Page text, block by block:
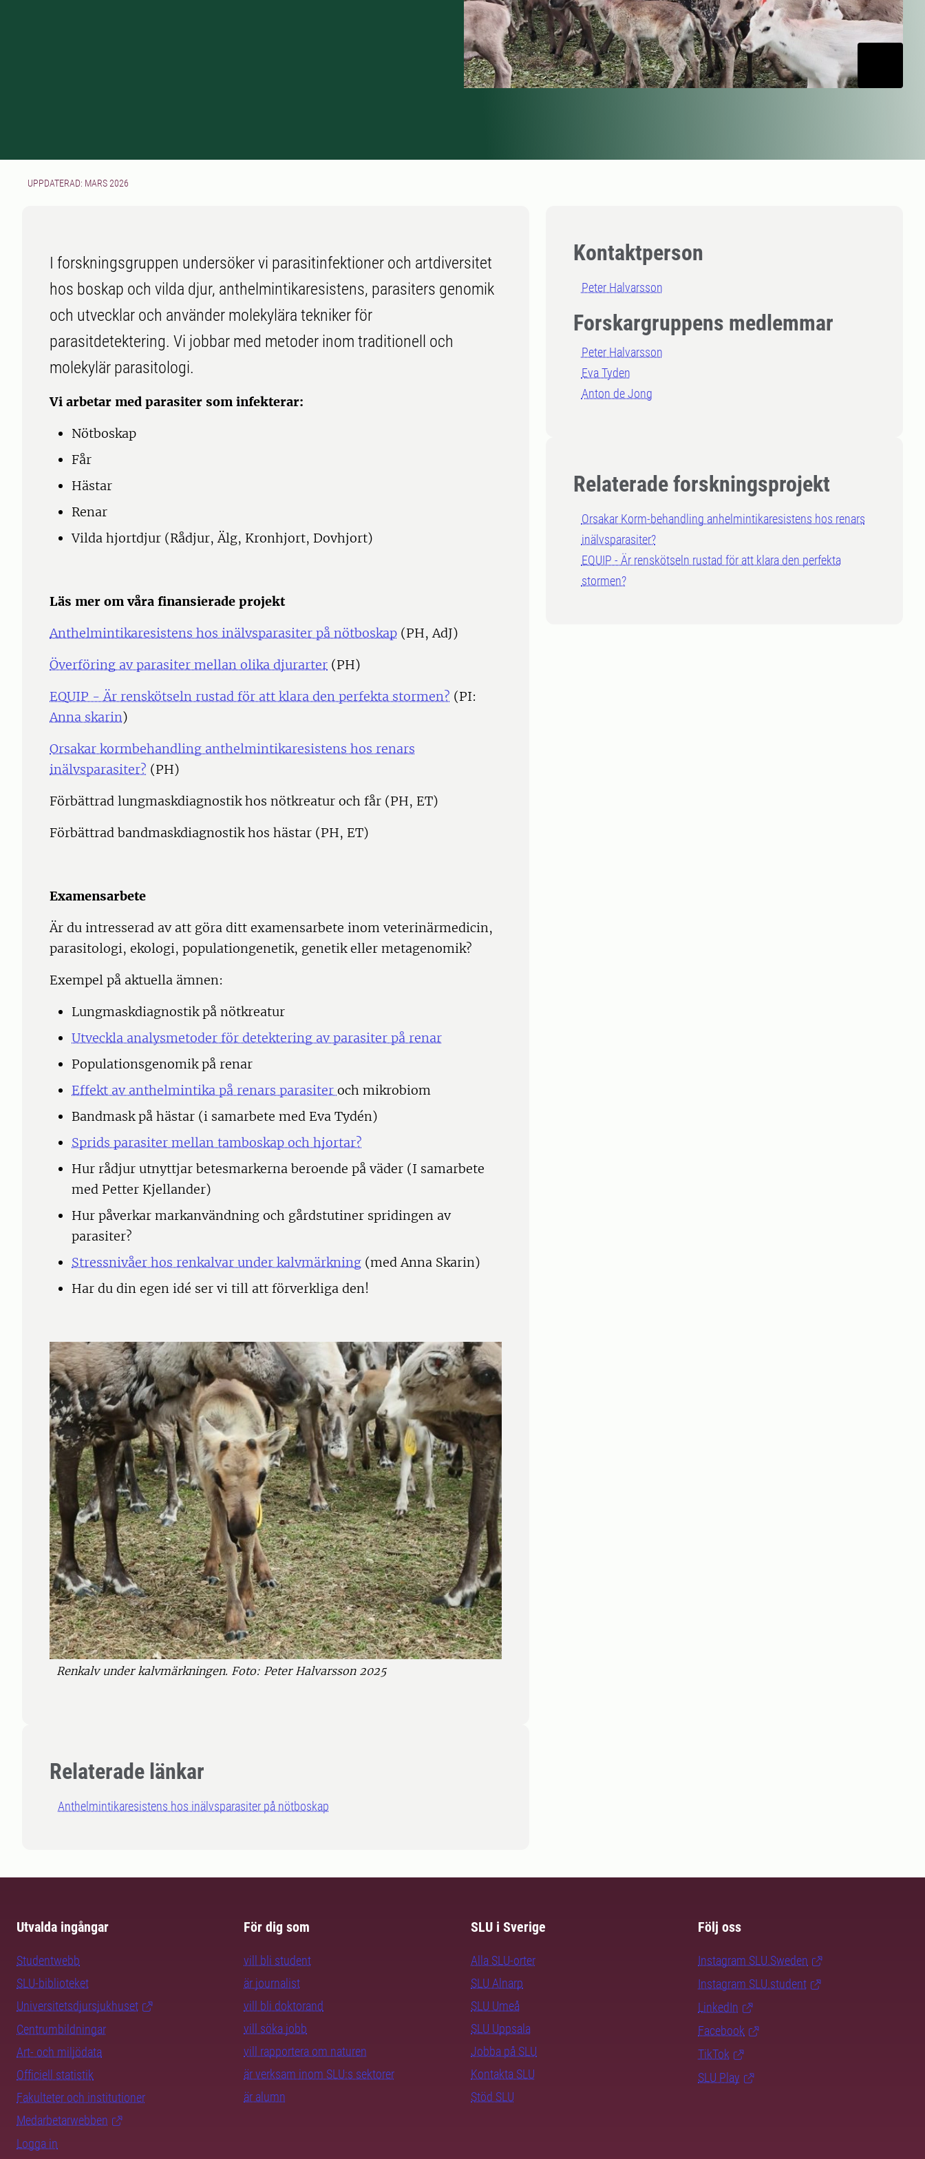
UPPDATERAD: MARS 2026
Kontaktperson
Peter Halvarsson
Forskargruppens medlemmar
Peter Halvarsson
Eva Tyden
Anton de Jong
Relaterade forskningsprojekt
Orsakar Korm-behandling anhelmintikaresistens hos renars
inälvsparasiter?
EQUIP - Är renskötseln rustad för att klara den perfekta
stormen?
I forskningsgruppen undersöker vi parasitinfektioner och artdiversitet
hos boskap och vilda djur, anthelmintikaresistens, parasiters genomik
och utvecklar och använder molekylära tekniker för
parasitdetektering. Vi jobbar med metoder inom traditionell och
molekylär parasitologi.
Vi arbetar med parasiter som infekterar:
Nötboskap
Får
Hästar
Renar
Vilda hjortdjur (Rådjur, Älg, Kronhjort, Dovhjort)
Läs mer om våra finansierade projekt
Anthelmintikaresistens hos inälvsparasiter på nötboskap (PH, AdJ)
Överföring av parasiter mellan olika djurarter (PH)
EQUIP - Är renskötseln rustad för att klara den perfekta stormen? (PI:
Anna skarin)
Orsakar kormbehandling anthelmintikaresistens hos renars
inälvsparasiter? (PH)
Förbättrad lungmaskdiagnostik hos nötkreatur och får (PH, ET)
Förbättrad bandmaskdiagnostik hos hästar (PH, ET)
Examensarbete
Är du intresserad av att göra ditt examensarbete inom veterinärmedicin,
parasitologi, ekologi, populationgenetik, genetik eller metagenomik?
Exempel på aktuella ämnen:
Lungmaskdiagnostik på nötkreatur
Utveckla analysmetoder för detektering av parasiter på renar
Populationsgenomik på renar
Effekt av anthelmintika på renars parasiter och mikrobiom
Bandmask på hästar (i samarbete med Eva Tydén)
Sprids parasiter mellan tamboskap och hjortar?
Hur rådjur utnyttjar betesmarkerna beroende på väder (I samarbete
med Petter Kjellander)
Hur påverkar markanvändning och gårdstutiner spridingen av
parasiter?
Stressnivåer hos renkalvar under kalvmärkning (med Anna Skarin)
Har du din egen idé ser vi till att förverkliga den!
Renkalv under kalvmärkningen. Foto: Peter Halvarsson 2025
Relaterade länkar
Anthelmintikaresistens hos inälvsparasiter på nötboskap
Utvalda ingångar
Studentwebb
SLU-biblioteket
Universitetsdjursjukhuset
Centrumbildningar
Art- och miljödata
Officiell statistik
Fakulteter och institutioner
Medarbetarwebben
Logga in
För dig som
vill bli student
är journalist
vill bli doktorand
vill söka jobb
vill rapportera om naturen
är verksam inom SLU:s sektorer
är alumn
SLU i Sverige
Alla SLU-orter
SLU Alnarp
SLU Umeå
SLU Uppsala
Jobba på SLU
Kontakta SLU
Stöd SLU
Följ oss
Instagram SLU.Sweden
Instagram SLU.student
LinkedIn
Facebook
TikTok
SLU Play